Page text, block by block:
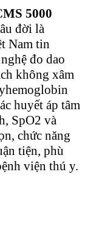
5000
đời là
Nam tin
đo dao
không xâm
huyết áp tâm
SpO2 và
chức năng
tiện, phù
viện thú y.